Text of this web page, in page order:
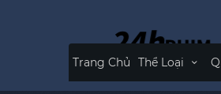
Trang Chủ Thể Loại